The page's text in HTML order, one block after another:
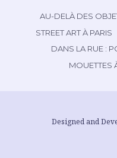
AU-DELÀ DES
STREET ART À PARIS
DANS LA RUE :
MOUETTES
Designed and